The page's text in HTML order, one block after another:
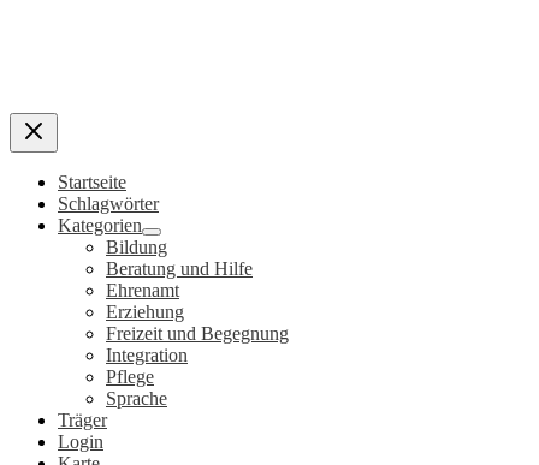
Startseite
Schlagwörter
Kategorien
Bildung
Beratung und Hilfe
Ehrenamt
Erziehung
Freizeit und Begegnung
Integration
Pflege
Sprache
Träger
Login